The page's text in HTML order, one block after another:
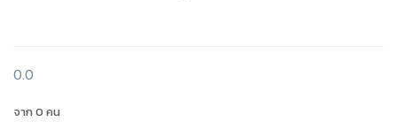
0.0
จาก 0 คน